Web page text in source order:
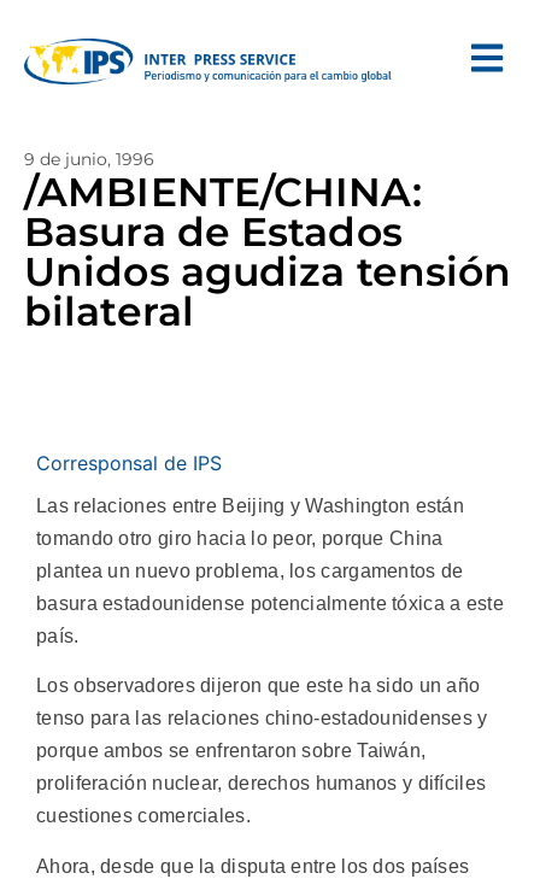
9 de junio, 1996
/AMBIENTE/CHINA:
Basura de Estados
Unidos agudiza tensión
bilateral
Corresponsal de IPS
Las relaciones entre Beijing y Washington están
tomando otro giro hacia lo peor, porque China
plantea un nuevo problema, los cargamentos de
basura estadounidense potencialmente tóxica a este
país.
Los observadores dijeron que este ha sido un año
tenso para las relaciones chino-estadounidenses y
porque ambos se enfrentaron sobre Taiwán,
proliferación nuclear, derechos humanos y difíciles
cuestiones comerciales.
Ahora, desde que la disputa entre los dos países